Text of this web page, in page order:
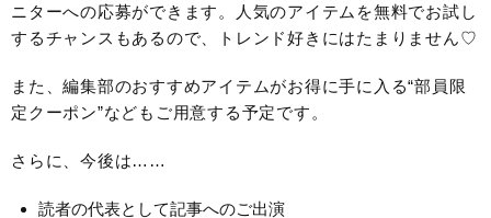
ニターへの応募ができます。人気のアイテムを無料でお試し
するチャンスもあるので、トレンド好きにはたまりません♡
また、編集部のおすすめアイテムがお得に手に入る“部員限
定クーポン”などもご用意する予定です。
さらに、今後は……
読者の代表として記事へのご出演